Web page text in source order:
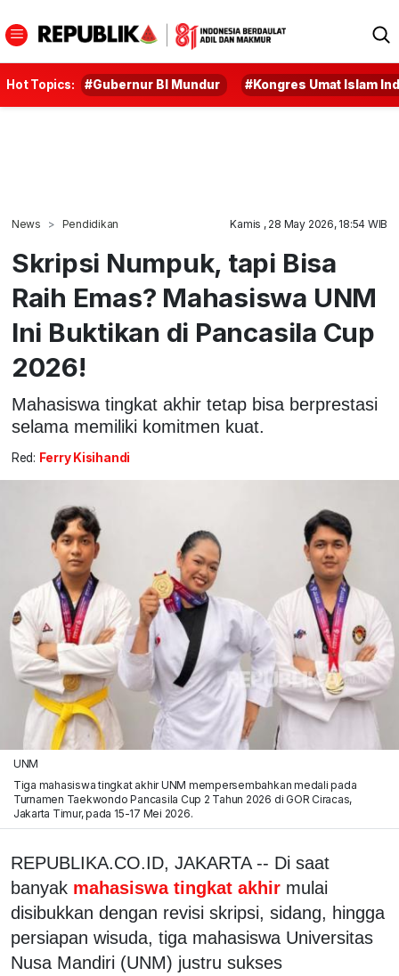
Hot Topics: #Gubernur BI Mundur #Kongres Umat Islam
News Pendidikan Kamis , 28 May 2026, 18:54 WIB
Skripsi Numpuk, tapi Bisa
Raih Emas? Mahasiswa UNM
Ini Buktikan di Pancasila Cup
2026!
Mahasiswa tingkat akhir tetap bisa berprestasi
selama memiliki komitmen kuat.
Red: Ferry Kisihandi
UNM
Tiga mahasiswa tingkat akhir UNM mempersembahkan medali pada
Turnamen Taekwondo Pancasila Cup 2 Tahun 2026 di GOR Ciracas,
Jakarta Timur, pada 15-17 Mei 2026.
REPUBLIKA.CO.ID, JAKARTA -- Di saat
banyak mahasiswa tingkat akhir mulai
disibukkan dengan revisi skripsi, sidang, hingga
persiapan wisuda, tiga mahasiswa Universitas
Nusa Mandiri (UNM) justru sukses